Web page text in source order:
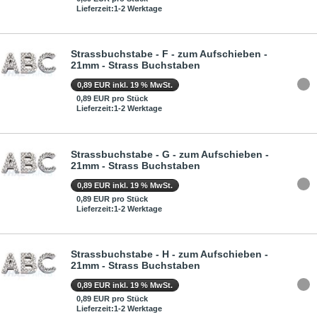
Lieferzeit:1-2 Werktage
Strassbuchstabe - F - zum Aufschieben -
21mm - Strass Buchstaben
0,89 EUR inkl. 19 % MwSt.
0,89 EUR pro Stück
Lieferzeit:1-2 Werktage
Strassbuchstabe - G - zum Aufschieben -
21mm - Strass Buchstaben
0,89 EUR inkl. 19 % MwSt.
0,89 EUR pro Stück
Lieferzeit:1-2 Werktage
Strassbuchstabe - H - zum Aufschieben -
21mm - Strass Buchstaben
0,89 EUR inkl. 19 % MwSt.
0,89 EUR pro Stück
Lieferzeit:1-2 Werktage